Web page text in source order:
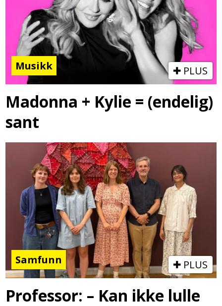
Musikk PLUS
Madonna + Kylie = (endelig)
sant
Samfunn PLUS
Professor: – Kan ikke lulle